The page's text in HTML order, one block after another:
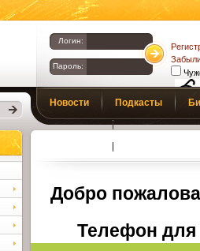
Логин:
Пароль:
Новости Подкасты
Добро
Телефон для